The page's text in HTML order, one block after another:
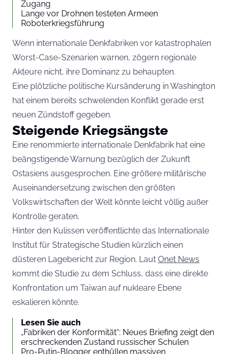
Zugang
Lange vor Drohnen testeten Armeen
Roboterkriegsführung
Wenn internationale Denkfabriken vor katastrophalen
Worst-Case-Szenarien warnen, zögern regionale
Akteure nicht, ihre Dominanz zu behaupten.
Eine plötzliche politische Kursänderung in Washington
hat einem bereits schwelenden Konflikt gerade erst
neuen Zündstoff gegeben.
Steigende Kriegsängste
Eine renommierte internationale Denkfabrik hat eine
beängstigende Warnung bezüglich der Zukunft
Ostasiens ausgesprochen. Eine größere militärische
Auseinandersetzung zwischen den größten
Volkswirtschaften der Welt könnte leicht völlig außer
Kontrolle geraten.
Hinter den Kulissen veröffentlichte das Internationale
Institut für Strategische Studien kürzlich einen
düsteren Lagebericht zur Region. Laut Onet News
kommt die Studie zu dem Schluss, dass eine direkte
Konfrontation um Taiwan auf nukleare Ebene
eskalieren könnte.
Lesen Sie auch
„Fabriken der Konformität“: Neues Briefing zeigt den
erschreckenden Zustand russischer Schulen
Pro-Putin-Blogger enthüllen massiven